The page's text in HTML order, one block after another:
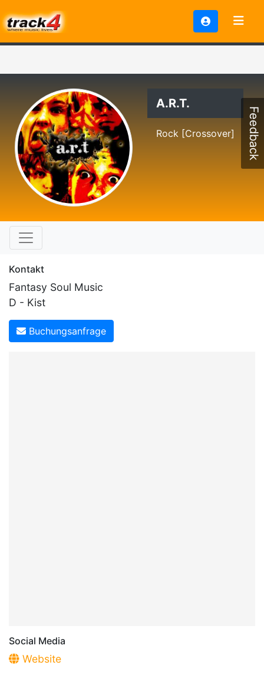
A.R.T.
Rock [Crossover]
Kontakt
Fantasy Soul Music
D - Kist
Buchungsanfrage
Social Media
Website
Feedback